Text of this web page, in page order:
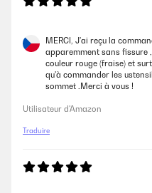
MERCI, J'ai reçu la
apparemment sans fissure
couleur rouge (fraise) et
qu'à commander les
sommet .Merci à vous !
Utilisateur d'Amazon
Traduire